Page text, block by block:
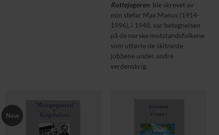
Rottejegeren ble skrevet av
min stefar Max Manus (1914-
1996), i 1948. var betegnelsen
på de norske motstandsfolkene
som utførte de skitneste
jobbene under andre
verdenskrig.
New